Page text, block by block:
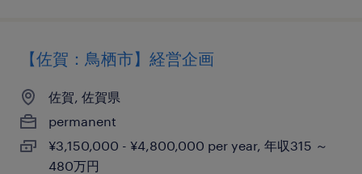
【佐賀：鳥栖市】経営企画
佐賀, 佐賀県
permanent
¥3,150,000 - ¥4,800,000 per year, 年収315 ～
480万円